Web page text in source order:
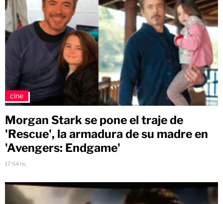
cine
Morgan Stark se pone el traje de
'Rescue', la armadura de su madre en
'Avengers: Endgame'
17:54 hs